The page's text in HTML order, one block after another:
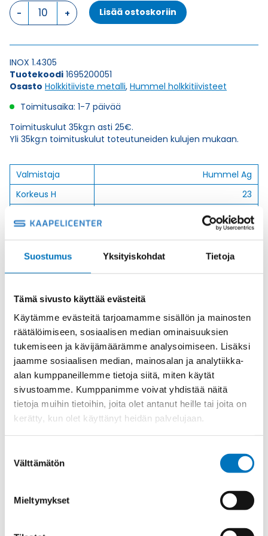
Suostumus Yksityiskohdat Tietoja
Tämä sivusto käyttää evästeitä
Käytämme evästeitä tarjoamamme sisällön ja mainosten
räätälöimiseen, sosiaalisen median ominaisuuksien
tukemiseen ja kävijämäärämme analysoimiseen. Lisäksi
jaamme sosiaalisen median, mainosalan ja analytiikka-
alan kumppaneillemme tietoja siitä, miten käytät
sivustoamme. Kumppanimme voivat yhdistää näitä
tietoja muihin tietoihin, joita olet antanut heille tai joita on
kerätty, kun olet käyttänyt heidän palvelujaan.
valinta
Välttämätön
Mieltymykset
HSK-
INOX
M
x
1,5
HOLKKITIIVISTE
määrä
Lisää ostoskoriin
INOX 1.4305
Tuotekoodi 1695200051
Osasto Holkkitiiviste metalli, Hummel holkkitiivisteet
Toimitusaika: 1-7 päivää
Toimituskulut 35kg:n asti 25€.
Yli 35kg:n toimituskulut toteutuneiden kulujen mukaan.
Valmistaja
Hummel Ag
Korkeus H
23
Gl
6
Kierre
Ulkokierre Ag
Normen
RoHS;M
Min [C]
-40
Max [C]
Käyttölämpötila
'-40°C to +100°C
O-Rengas
Avaimenkuva 1
24
Setrifikaatti
Logot
CE;VDE;UL;CSA;DNV-
GL;Bahnzulassung;cUL;NEMA
7